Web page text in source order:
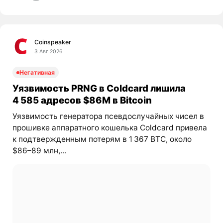
Coinspeaker
3 Авг 2026
Негативная
Уязвимость PRNG в Coldcard лишила
4 585 адресов $86M в Bitcoin
Уязвимость генератора псевдослучайных чисел в
прошивке аппаратного кошелька Coldcard привела
к подтвержденным потерям в 1 367 BTC, около
$86–89 млн,...